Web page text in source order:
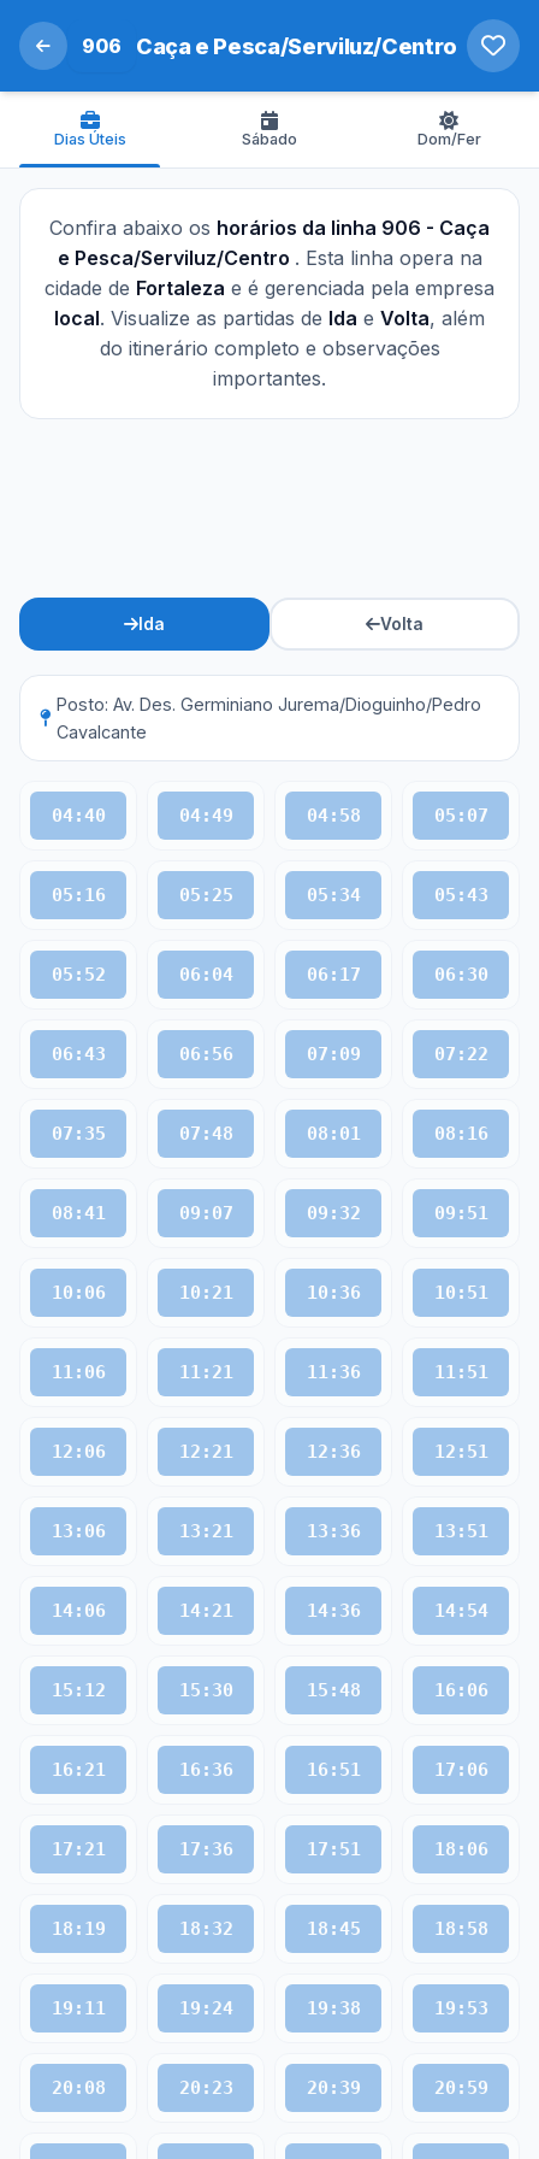
906 Caça e Pesca/Serviluz/Centro
Dias Úteis Sábado Dom/Fer
Confira abaixo os horários da linha 906 - Caça
e Pesca/Serviluz/Centro . Esta linha opera na
cidade de Fortaleza e é gerenciada pela empresa
local. Visualize as partidas de Ida e Volta, além
do itinerário completo e observações
importantes.
Ida Volta
Posto: Av. Des. Germiniano Jurema/Dioguinho/Pedro
Cavalcante
04:40 04:49 04:58 05:07
05:16 05:25 05:34 05:43
05:52 06:04 06:17 06:30
06:43 06:56 07:09 07:22
07:35 07:48 08:01 08:16
08:41 09:07 09:32 09:51
10:06 10:21 10:36 10:51
11:06 11:21 11:36 11:51
12:06 12:21 12:36 12:51
13:06 13:21 13:36 13:51
14:06 14:21 14:36 14:54
15:12 15:30 15:48 16:06
16:21 16:36 16:51 17:06
17:21 17:36 17:51 18:06
18:19 18:32 18:45 18:58
19:11 19:24 19:38 19:53
20:08 20:23 20:39 20:59